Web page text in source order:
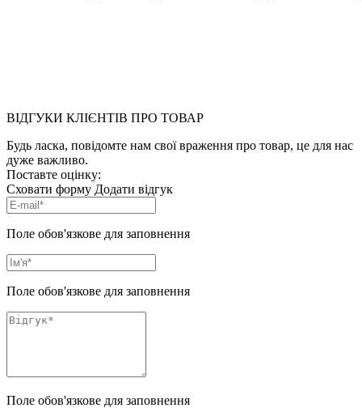
ВІДГУКИ КЛІЄНТІВ ПРО ТОВАР
Будь ласка, повідомте нам свої враження про товар, це для нас
дуже важливо.
Поставте оцінку:
Сховати форму Додати відгук
Поле обов'язкове для заповнення
Поле обов'язкове для заповнення
Поле обов'язкове для заповнення